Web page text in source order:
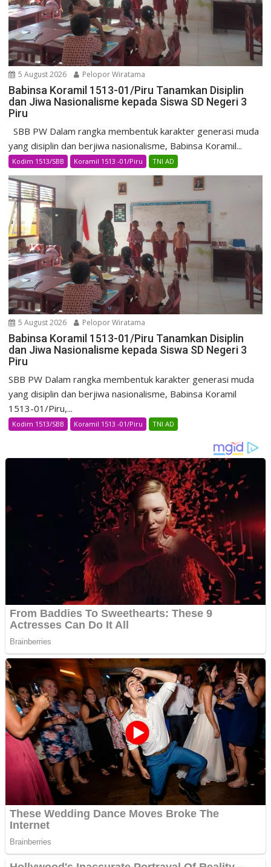
5 August 2026 Pelopor Wiratama
Babinsa Koramil 1513-01/Piru Tanamkan Disiplin
dan Jiwa Nasionalisme kepada Siswa SD Negeri 3
Piru
SBB PW Dalam rangka membentuk karakter generasi muda
yang disiplin dan berjiwa nasionalisme, Babinsa Koramil...
Kodim 1513/SBB Koramil 1513 -01/Piru TNI AD
5 August 2026 Pelopor Wiratama
Babinsa Koramil 1513-01/Piru Tanamkan Disiplin
dan Jiwa Nasionalisme kepada Siswa SD Negeri 3
Piru
SBB PW Dalam rangka membentuk karakter generasi muda
yang disiplin dan berjiwa nasionalisme, Babinsa Koramil
1513-01/Piru,...
Kodim 1513/SBB Koramil 1513 -01/Piru TNI AD